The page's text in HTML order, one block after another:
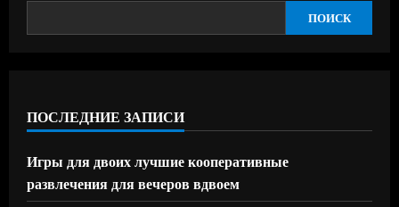
ПОИСК
ПОСЛЕДНИЕ ЗАПИСИ
Игры для двоих лучшие кооперативные
развлечения для вечеров вдвоем